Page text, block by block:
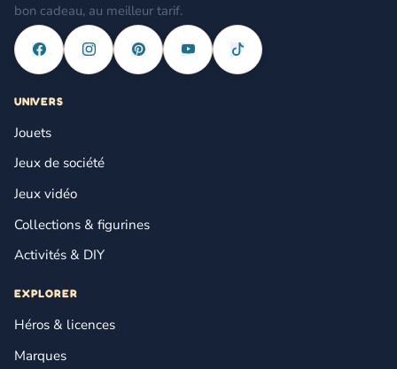
bon cadeau, au meilleur tarif.
UNIVERS
Jouets
Jeux de société
Jeux vidéo
Collections & figurines
Activités & DIY
EXPLORER
Héros & licences
Marques